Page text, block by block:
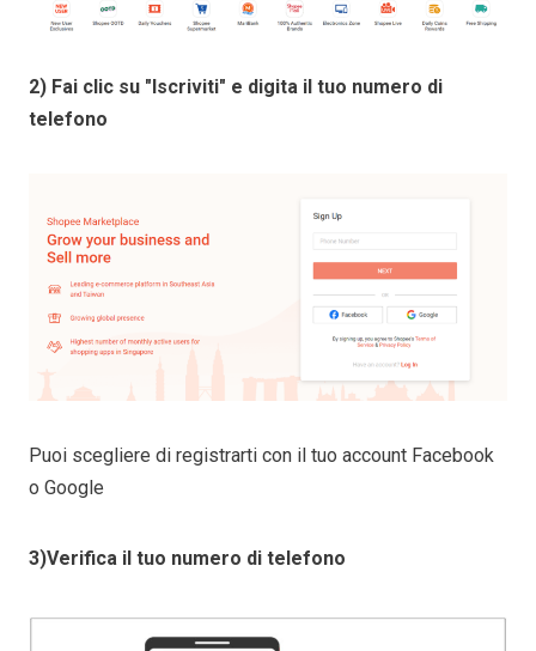
2) Fai clic su "Iscriviti" e digita il tuo numero di
telefono
Puoi scegliere di registrarti con il tuo account Facebook
o Google
3)Verifica il tuo numero di telefono